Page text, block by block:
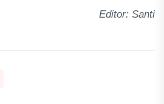
Editor: Santi